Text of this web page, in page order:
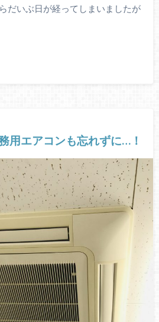
だいぶ日が経ってしまいましたが
用エアコンも忘れずに…！